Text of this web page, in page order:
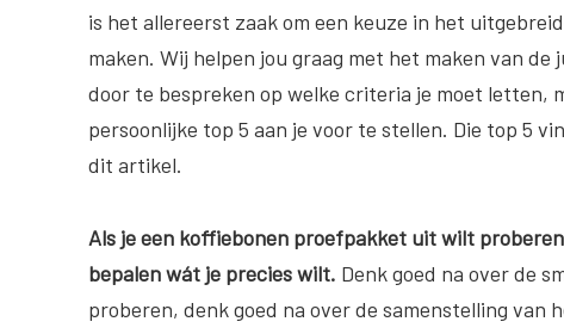
is het allereerst zaak om een keuze in het
maken. Wij helpen jou graag met het maken van de
door te bespreken op welke criteria je moet letten,
persoonlijke top 5 aan je voor te stellen. Die top 5
dit artikel.
Als je een koffiebonen proefpakket uit wilt
bepalen wát je precies wilt. Denk goed na over de
proberen, denk goed na over de samenstelling van